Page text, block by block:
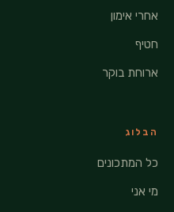
אחרי אימון
חטיף
ארוחת בוקר
הבלוג
כל המתכונים
מי אני